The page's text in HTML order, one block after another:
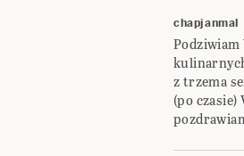
chapjanmal
Podziwiam
z trzema
(po